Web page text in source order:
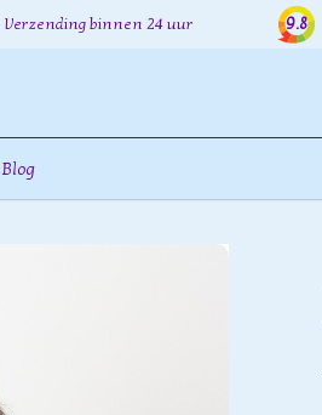
Verzending binnen 24 uur 9.8
Blog